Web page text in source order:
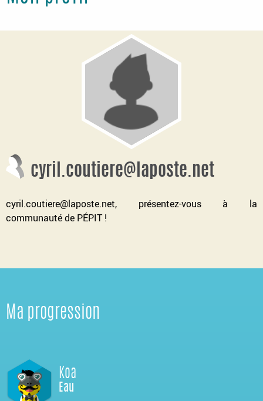
cyril.coutiere@laposte.net
cyril.coutiere@laposte.net, présentez-vous à la
communauté de PÉPIT !
Ma progression
Koa
Eau